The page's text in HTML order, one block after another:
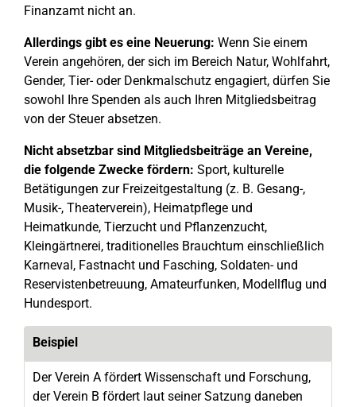
Finanzamt nicht an.
Allerdings gibt es eine Neuerung: Wenn Sie einem
Verein angehören, der sich im Bereich Natur, Wohlfahrt,
Gender, Tier- oder Denkmalschutz engagiert, dürfen Sie
sowohl Ihre Spenden als auch Ihren Mitgliedsbeitrag
von der Steuer absetzen.
Nicht absetzbar sind Mitgliedsbeiträge an Vereine,
die folgende Zwecke fördern: Sport, kulturelle
Betätigungen zur Freizeitgestaltung (z. B. Gesang-,
Musik-, Theaterverein), Heimatpflege und
Heimatkunde, Tierzucht und Pflanzenzucht,
Kleingärtnerei, traditionelles Brauchtum einschließlich
Karneval, Fastnacht und Fasching, Soldaten- und
Reservistenbetreuung, Amateurfunken, Modellflug und
Hundesport.
Beispiel
Der Verein A fördert Wissenschaft und Forschung,
der Verein B fördert laut seiner Satzung daneben